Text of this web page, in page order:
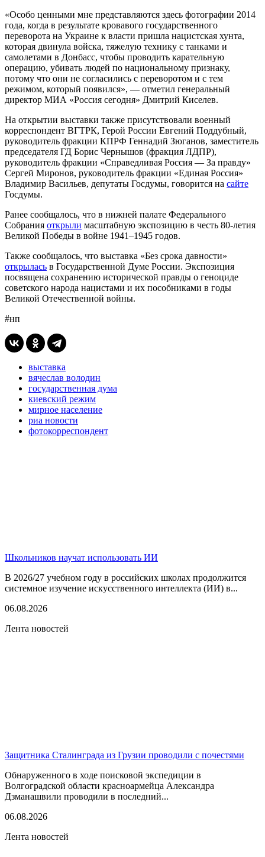
«Особо ценными мне представляются здесь фотографии 2014
года, когда в результате кровавого государственного
переворота на Украине к власти пришла нацистская хунта,
которая двинула войска, тяжелую технику с танками и
самолетами в Донбасс, чтобы проводить карательную
операцию, убивать людей по национальному признаку,
потому что они не согласились с переворотом и с тем
режимом, который появился», — отметил генеральный
директор МИА «Россия сегодня» Дмитрий Киселев.
На открытии выставки также присутствовали военный
корреспондент ВГТРК, Герой России Евгений Поддубный,
руководитель фракции КПРФ Геннадий Зюганов, заместитель
председателя ГД Борис Чернышов (фракция ЛДПР),
руководитель фракции «Справедливая Россия — За правду»
Сергей Миронов, руководитель фракции «Единая Россия»
Владимир Васильев, депутаты Госдумы, говорится на сайте
Госдумы.
Ранее сообщалось, что в нижней палате Федерального
Собрания открыли масштабную экспозицию в честь 80-летия
Великой Победы в войне 1941–1945 годов.
Также сообщалось, что выставка «Без срока давности»
открылась в Государственной Думе России. Экспозиция
посвящена сохранению исторической правды о геноциде
советского народа нацистами и их пособниками в годы
Великой Отечественной войны.
#нп
выставка
вячеслав володин
государственная дума
киевский режим
мирное население
риа новости
фотокорреспондент
Школьников научат использовать ИИ
В 2026/27 учебном году в российских школах продолжится
системное изучение искусственного интеллекта (ИИ) в...
06.08.2026
Лента новостей
Защитника Сталинграда из Грузии проводили с почестями
Обнаруженного в ходе поисковой экспедиции в
Волгоградской области красноармейца Александра
Дзманашвили проводили в последний...
06.08.2026
Лента новостей